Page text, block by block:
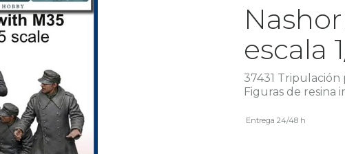
escala
37431 Tripulación
Figuras de resina
Entrega 24/48 h